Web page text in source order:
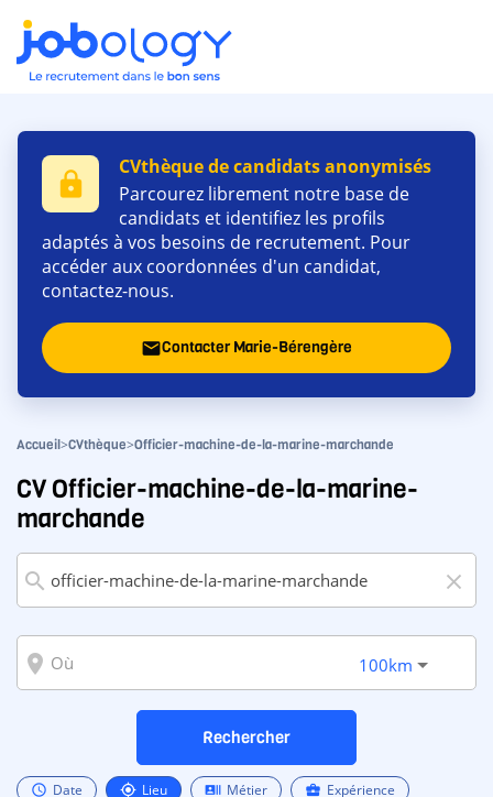
lock
CVthèque de candidats anonymisés
Parcourez librement notre base de
candidats et identifiez les profils
adaptés à vos besoins de recrutement. Pour
accéder aux coordonnées d'un candidat,
contactez-nous.
emailContacter Marie-Bérengère
Accueil>CVthèque>Officier-machine-de-la-marine-marchande
CV Officier-machine-de-la-marine-
marchande
search close
room 100km
Rechercher
schedule Date my_location Lieu recent_actors Métier business_center Expérience